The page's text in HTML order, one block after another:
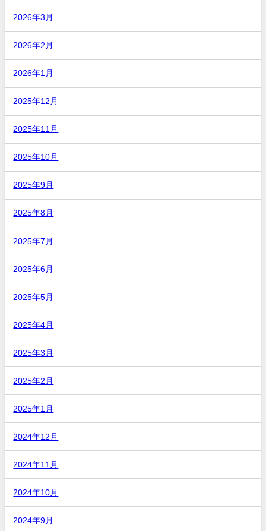
2026年3月
2026年2月
2026年1月
2025年12月
2025年11月
2025年10月
2025年9月
2025年8月
2025年7月
2025年6月
2025年5月
2025年4月
2025年3月
2025年2月
2025年1月
2024年12月
2024年11月
2024年10月
2024年9月